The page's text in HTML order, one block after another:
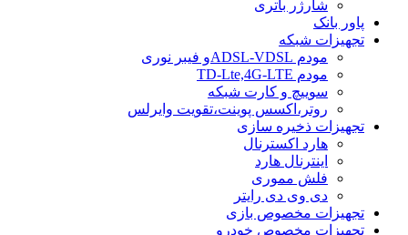
شارژر باتری
پاور بانک
تجهیزات شبکه
مودم ADSL-VDSLو فیبر نوری
مودم TD-Lte,4G-LTE
سوییچ و کارت شبکه
روتر،اکسس پوینت،تقویت وایرلس
تجهیزات ذخیره سازی
هارد اکسترنال
اینترنال هارد
فلش مموری
دی وی دی رایتر
تجهیزات مخصوص بازی
تجهیزات مخصوص خودرو